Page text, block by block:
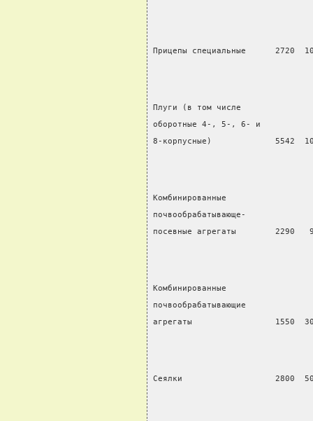
Прицепы специальные
Плуги (в том числе
оборотные 4-, 5-, 6- и
8-корпусные)             5542
Комбинированные
почвообрабатывающе-
посевные агрегаты        2290
Комбинированные
почвообрабатывающие
агрегаты                 1550
Сеялки                   2800